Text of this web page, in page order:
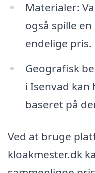
Materialer:
også spille
endelige pris.
Geografisk
i Isenvad kan
baseret på
Ved at bruge
kloakmester.dk